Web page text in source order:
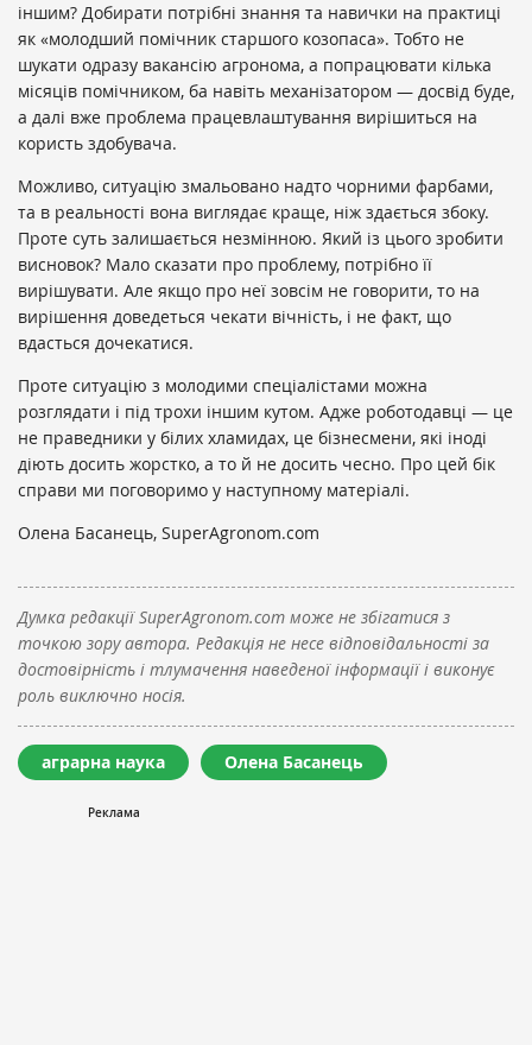
іншим? Добирати потрібні знання та навички на практиці
як «молодший помічник старшого козопаса». Тобто не
шукати одразу вакансію агронома, а попрацювати кілька
місяців помічником, ба навіть механізатором — досвід буде,
а далі вже проблема працевлаштування вирішиться на
користь здобувача.
Можливо, ситуацію змальовано надто чорними фарбами,
та в реальності вона виглядає краще, ніж здається збоку.
Проте суть залишається незмінною. Який із цього зробити
висновок? Мало сказати про проблему, потрібно її
вирішувати. Але якщо про неї зовсім не говорити, то на
вирішення доведеться чекати вічність, і не факт, що
вдасться дочекатися.
Проте ситуацію з молодими спеціалістами можна
розглядати і під трохи іншим кутом. Адже роботодавці — це
не праведники у білих хламидах, це бізнесмени, які іноді
діють досить жорстко, а то й не досить чесно. Про цей бік
справи ми поговоримо у наступному матеріалі.
Олена Басанець, SuperAgronom.com
Думка редакції SuperAgronom.com може не збігатися з
точкою зору автора. Редакція не несе відповідальності за
достовірність і тлумачення наведеної інформації і виконує
роль виключно носія.
аграрна наука Олена Басанець